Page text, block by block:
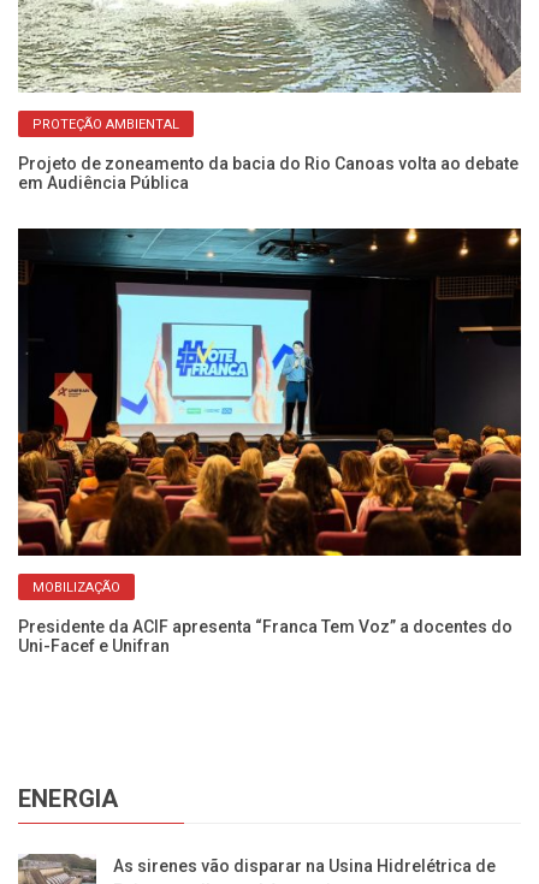
PROTEÇÃO AMBIENTAL
Projeto de zoneamento da bacia do Rio Canoas volta ao debate
em Audiência Pública
MOBILIZAÇÃO
Presidente da ACIF apresenta “Franca Tem Voz” a docentes do
Uni-Facef e Unifran
ENERGIA
As sirenes vão disparar na Usina Hidrelétrica de